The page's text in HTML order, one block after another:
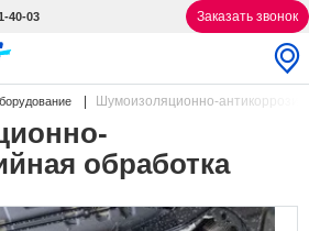
40-03 Заказать звонок
4817 авто
Шумоизоляционно-
обработка